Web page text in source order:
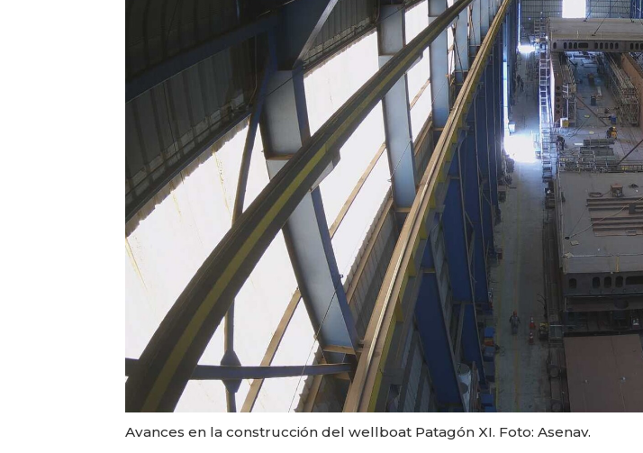
Avances en la construcción del wellboat Patagón XI. Foto: Asenav.